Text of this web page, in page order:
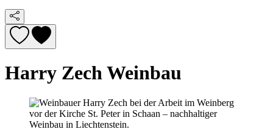
Harry Zech Weinbau